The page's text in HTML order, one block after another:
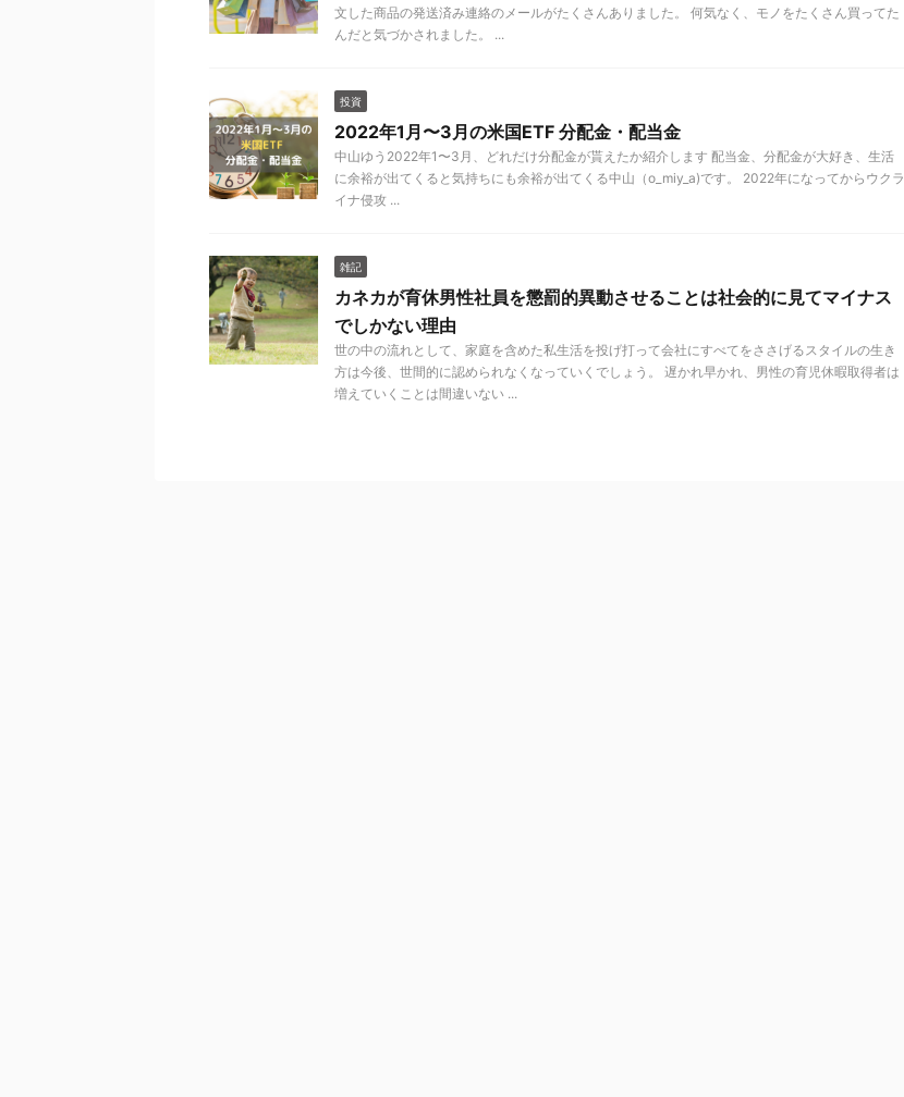
文した商品の発送済み連絡のメールがたくさんありました。 何気なく、モノをたくさん買ってた
んだと気づかされました。 ...
投資
2022年1月〜3月の米国ETF 分配金・配当金
中山ゆう2022年1〜3月、どれだけ分配金が貰えたか紹介します 配当金、分配金が大好き、生活
に余裕が出てくると気持ちにも余裕が出てくる中山（o_miy_a)です。 2022年になってからウクラ
イナ侵攻 ...
雑記
カネカが育休男性社員を懲罰的異動させることは社会的に見てマイナス
でしかない理由
世の中の流れとして、家庭を含めた私生活を投げ打って会社にすべてをささげるスタイルの生き
方は今後、世間的に認められなくなっていくでしょう。 遅かれ早かれ、男性の育児休暇取得者は
増えていくことは間違いない ...